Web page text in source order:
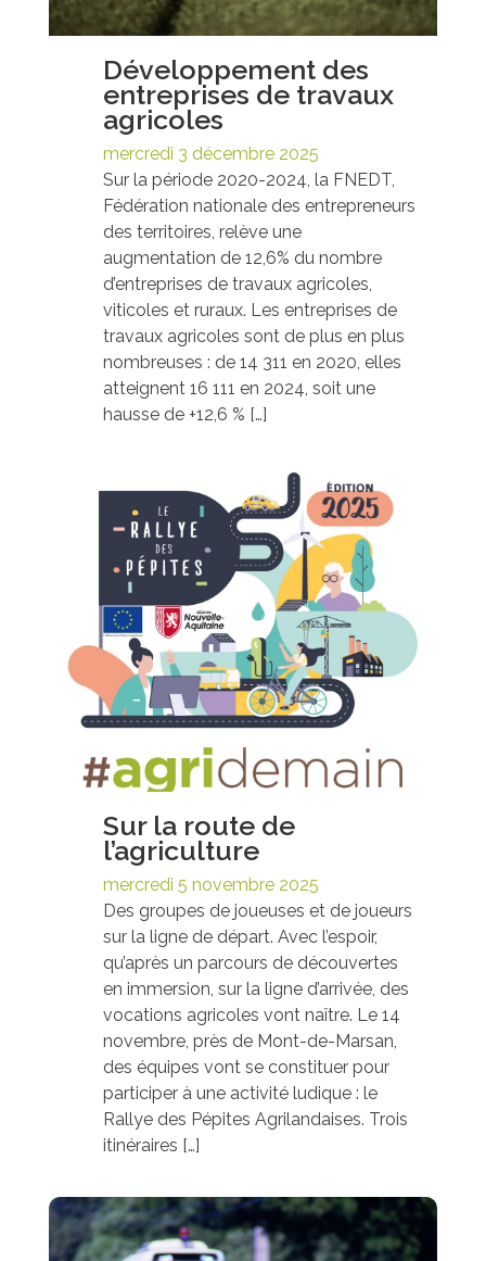
Développement des
entreprises de travaux
agricoles
mercredi 3 décembre 2025
Sur la période 2020-2024, la FNEDT,
Fédération nationale des entrepreneurs
des territoires, relève une
augmentation de 12,6% du nombre
d’entreprises de travaux agricoles,
viticoles et ruraux. Les entreprises de
travaux agricoles sont de plus en plus
nombreuses : de 14 311 en 2020, elles
atteignent 16 111 en 2024, soit une
hausse de +12,6 % […]
Sur la route de
l’agriculture
mercredi 5 novembre 2025
Des groupes de joueuses et de joueurs
sur la ligne de départ. Avec l’espoir,
qu’après un parcours de découvertes
en immersion, sur la ligne d’arrivée, des
vocations agricoles vont naître. Le 14
novembre, près de Mont-de-Marsan,
des équipes vont se constituer pour
participer à une activité ludique : le
Rallye des Pépites Agrilandaises. Trois
itinéraires […]